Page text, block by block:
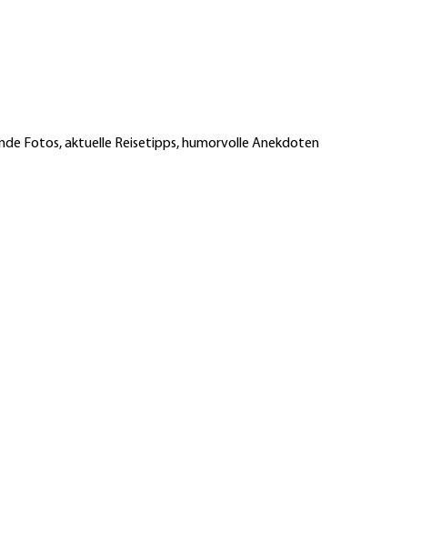
Fotos, aktuelle Reisetipps, humorvolle Anekdoten